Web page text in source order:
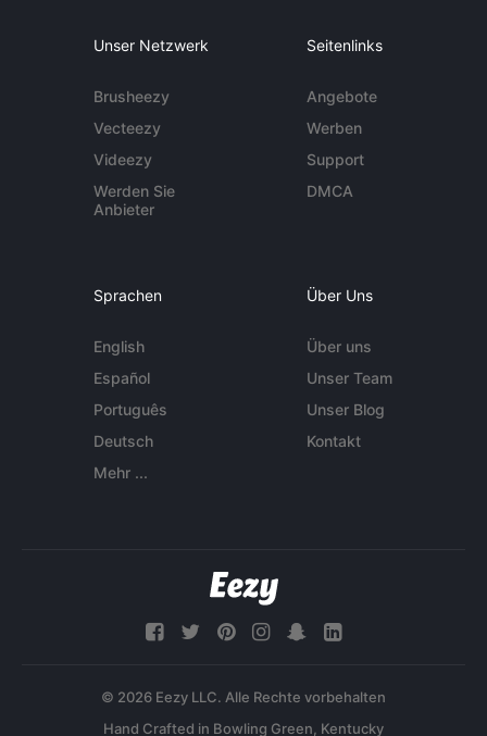
Unser Netzwerk
Brusheezy
Vecteezy
Videezy
Werden Sie
Anbieter
Seitenlinks
Angebote
Werben
Support
DMCA
Sprachen
English
Español
Português
Deutsch
Mehr ...
Über Uns
Über uns
Unser Team
Unser Blog
Kontakt
© 2026 Eezy LLC. Alle Rechte vorbehalten